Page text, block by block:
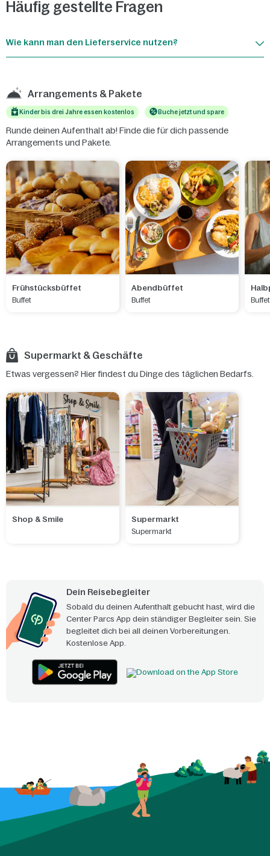
Häufig gestellte Fragen
Wie kann man den Lieferservice nutzen?
Arrangements & Pakete
Kinder bis drei Jahre essen kostenlos Buche jetzt und spare
Runde deinen Aufenthalt ab! Finde die für dich passende
Arrangements und Pakete.
Frühstücksbüffet
Buffet
Abendbüffet
Buffet Buffet
Supermarkt & Geschäfte
Etwas vergessen? Hier findest du Dinge des täglichen Bedarfs.
Shop & Smile Supermarkt
Supermarkt
Dein Reisebegleiter
Sobald du deinen Aufenthalt gebucht hast, wird die
Center Parcs App dein ständiger Begleiter sein. Sie
begleitet dich bei all deinen Vorbereitungen.
Kostenlose App.